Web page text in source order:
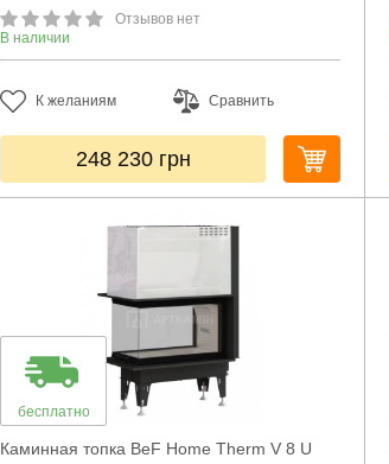
Отзывов нет
В наличии
К желаниям Сравнить
248 230 грн
бесплатно
Каминная топка BeF Home Therm V 8 U